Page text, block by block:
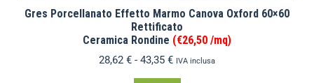
Gres Porcellanato Effetto Marmo Canova Oxford 60×60
Rettificato
Ceramica Rondine (€26,50 /mq)
28,62 € - 43,35 € IVA inclusa